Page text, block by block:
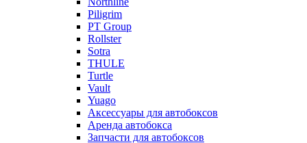
Piligrim
PT Group
Rollster
Sotra
THULE
Turtle
Vault
Yuago
Аксессуары для автобоксов
Аренда автобокса
Запчасти для автобоксов